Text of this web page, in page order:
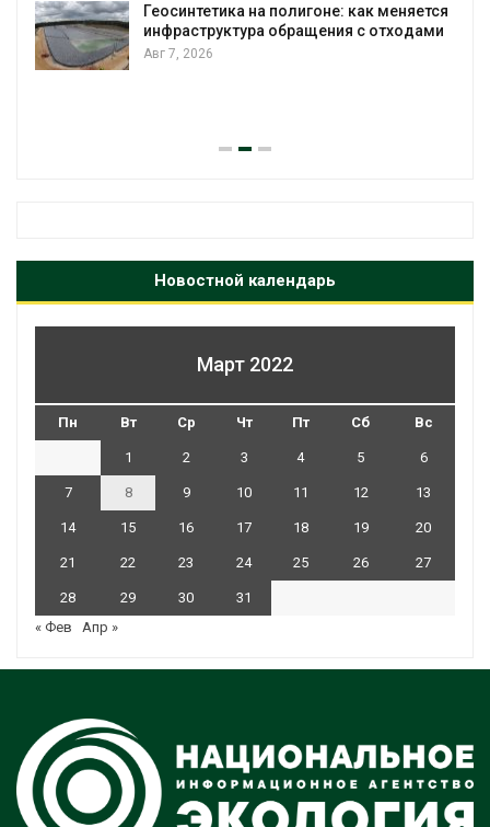
Геосинтетика на полигоне: как меняется
инфраструктура обращения с отходами
Авг 7, 2026
Новостной календарь
Март 2022
Пн Вт Ср Чт Пт Сб Вс
1 2 3 4 5 6
7 8 9 10 11 12 13
14 15 16 17 18 19 20
21 22 23 24 25 26 27
28 29 30
31
« Фев
Апр »